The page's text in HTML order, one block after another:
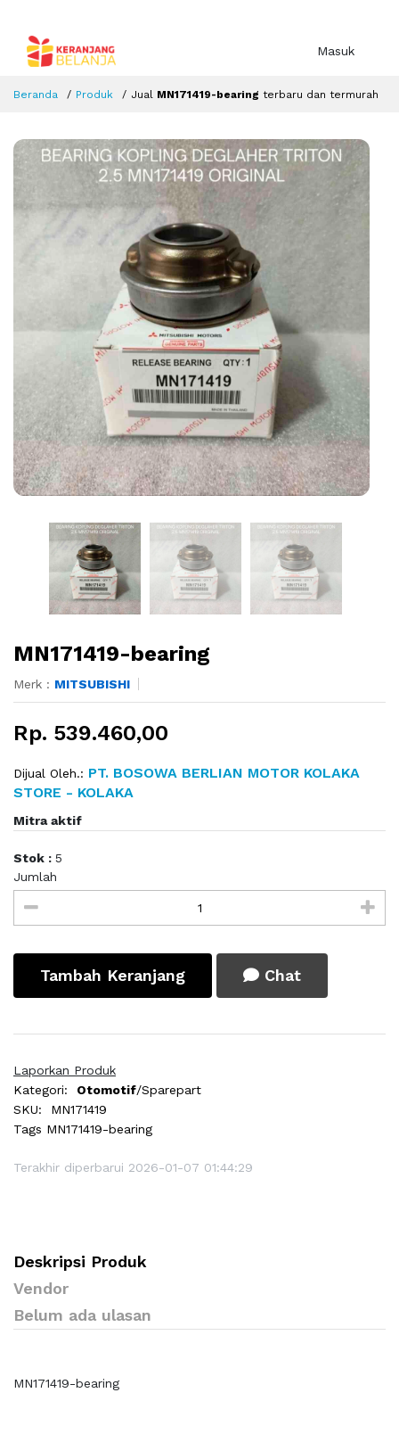
Masuk
Beranda Produk Jual MN171419-bearing terbaru dan termurah
MN171419-bearing
Merk : MITSUBISHI
Rp. 539.460,00
Dijual Oleh.: PT. BOSOWA BERLIAN MOTOR KOLAKA
STORE - KOLAKA
Mitra aktif
Stok : 5
Jumlah
Tambah Keranjang Chat
Laporkan Produk
Kategori:
Otomotif/Sparepart
SKU:
MN171419
Tags MN171419-bearing
Terakhir diperbarui 2026-01-07 01:44:29
Deskripsi Produk
Vendor
Belum ada ulasan
MN171419-bearing